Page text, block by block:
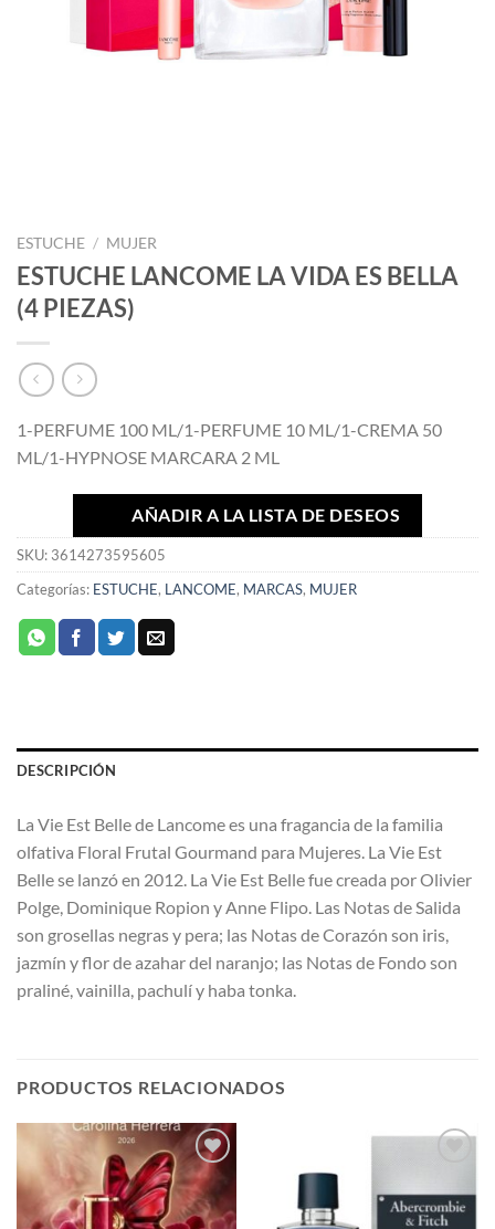
ESTUCHE / MUJER
ESTUCHE LANCOME LA VIDA ES BELLA
(4 PIEZAS)
1-PERFUME 100 ML/1-PERFUME 10 ML/1-CREMA 50
ML/1-HYPNOSE MARCARA 2 ML
AÑADIR A LA LISTA DE DESEOS
SKU: 3614273595605
Categorías: ESTUCHE, LANCOME, MARCAS, MUJER
DESCRIPCIÓN
La Vie Est Belle de Lancome es una fragancia de la familia
olfativa Floral Frutal Gourmand para Mujeres. La Vie Est
Belle se lanzó en 2012. La Vie Est Belle fue creada por Olivier
Polge, Dominique Ropion y Anne Flipo. Las Notas de Salida
son grosellas negras y pera; las Notas de Corazón son iris,
jazmín y flor de azahar del naranjo; las Notas de Fondo son
praliné, vainilla, pachulí y haba tonka.
PRODUCTOS RELACIONADOS
AÑADIR
A LA
LISTA
A LA
LISTA